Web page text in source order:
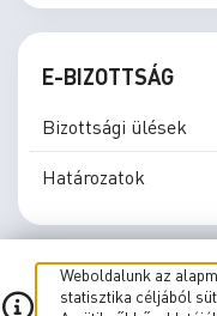
E-BIZOTTSÁG
Bizottsági ülések
Határozatok
Weboldalunk az
statisztika céljából